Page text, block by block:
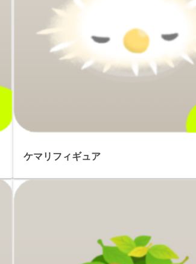
ケマリフィギュア